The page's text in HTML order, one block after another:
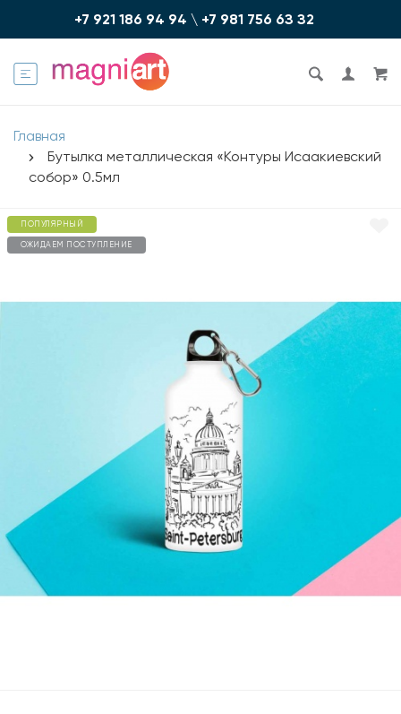
+7 921 186 94 94 \ +7 981 756 6З З2
Главная
Бутылка металлическая «Контуры Исаакиевский
собор» 0.5мл
ПОПУЛЯРНЫЙ
ОЖИДАЕМ ПОСТУПЛЕНИЕ